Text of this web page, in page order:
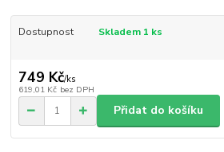
Dostupnost Skladem 1 ks
749 Kč/ks
619,01 Kč bez DPH
Přidat do košíku